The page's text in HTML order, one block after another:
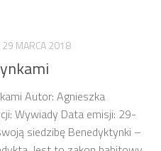
29 MARCA 2018
Autor: Agnieszka
Wywiady Data emisji: 29-
siedzibę Benedyktynki –